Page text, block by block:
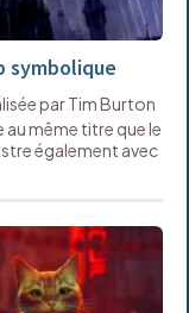
symbolique
par Tim Burton
même titre que le
également avec